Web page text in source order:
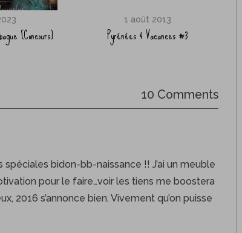
[Concours]
1 août 2013
Pyrénées & Vacances #3
10 Comments
bidon-bb-naissance !! J’ai un meuble
pour le faire…voir les tiens me boostera
2016 s’annonce bien. Vivement qu’on puisse